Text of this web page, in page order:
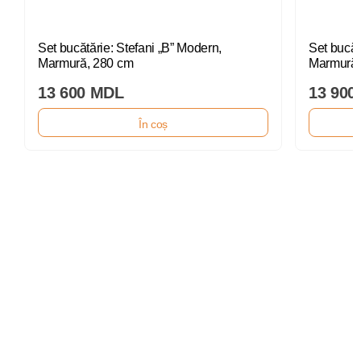
Set bucătărie: Stefani „B” Modern,
Marmură, 280 cm
13 600 MDL
În coș
Set
13 900